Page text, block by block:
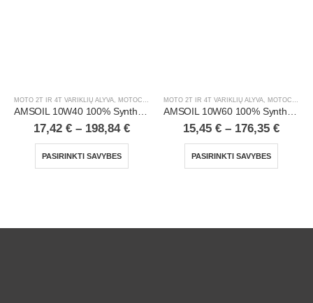
MOTO 2T IR 4T VARIKLIŲ ALYVA, MOTOCIKLAI, ATV/UTV
AMSOIL 10W40 100% Synthetic ATV/UTV Motor Oil
17,42 € – 198,84 €
PASIRINKTI SAVYBES
MOTO 2T IR 4T VARIKLIŲ ALYVA, MOTOCIKLAI, ATV/UTV
AMSOIL 10W60 100% Synthetic Dirt Bike Oil
15,45 € – 176,35 €
PASIRINKTI SAVYBES